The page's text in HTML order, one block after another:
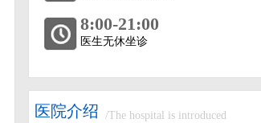
8:00-21:00
医生无休坐诊
医院介绍 /The hospital is introduced